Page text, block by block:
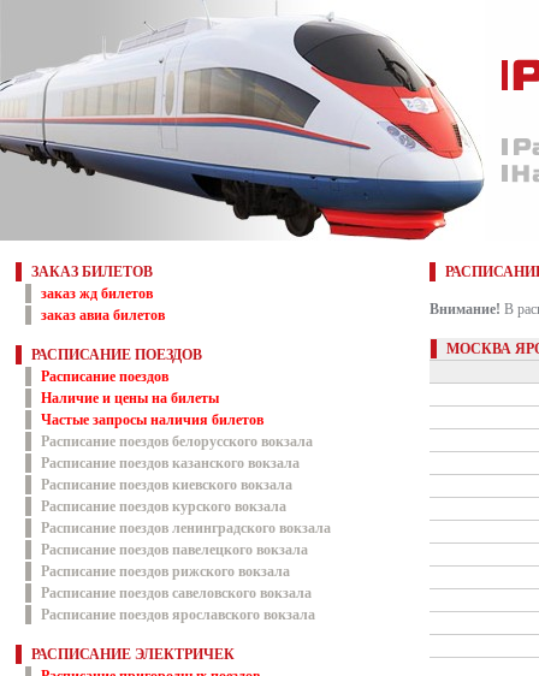
ЗАКАЗ БИЛЕТОВ
заказ жд билетов
заказ авиа билетов
РАСПИСАНИЕ ПОЕЗДОВ
Расписание поездов
Наличие и цены на билеты
Частые запросы наличия билетов
Расписание поездов белорусского вокзала
Расписание поездов казанского вокзала
Расписание поездов киевского вокзала
Расписание поездов курского вокзала
Расписание поездов ленинградского вокзала
Расписание поездов павелецкого вокзала
Расписание поездов рижского вокзала
Расписание поездов савеловского вокзала
Расписание поездов ярославского вокзала
РАСПИСАНИЕ ЭЛЕКТРИЧЕК
Внимание! В
МОСКВА